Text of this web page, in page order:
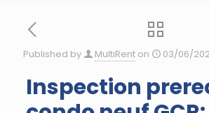
Published by MultiRent on 03/06/
Inspection